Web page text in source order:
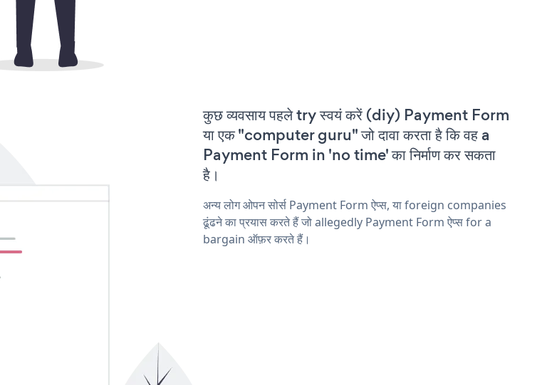
कुछ व्यवसाय पहले try स्वयं करें (diy) Payment Form
या एक "computer guru" जो दावा करता है कि वह a
Payment Form in 'no time' का निर्माण कर सकता
है।
अन्य लोग ओपन सोर्स Payment Form ऐप्स, या foreign companies
ढूंढने का प्रयास करते हैं जो allegedly Payment Form ऐप्स for a
bargain ऑफ़र करते हैं।